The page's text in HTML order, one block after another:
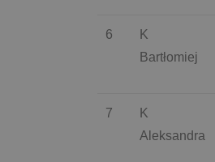
6
K
Bartłomiej
7
K
Aleksandra